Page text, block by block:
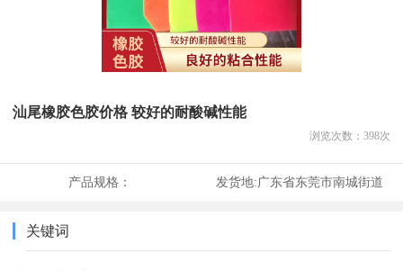
汕尾橡胶色胶价格 较好的耐酸碱性能
浏览次数： 398次
产品规格： 发货地:广东省东莞市南城街道
关键词